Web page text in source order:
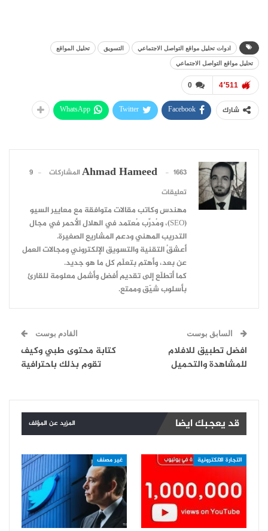
ادوات تحليل مواقع التواصل الاجتماعي التسويق
تحليل المواقع
تحليل مواقع التواصل الاجتماعي
0 4٬511
شارك Facebook
Twitter
WhatsApp
Ahmad Hameed 1663 المشاركات
9
تعليقات
مهندس وكاتب مقالات متوافقة مع معايير السيو
(SEO)، ومُدرِّب مُعتمد في الهلال الأحمر في مجال
التدريب المهني ودعم المشاريع الصغيرة.
أعشقُ التقنية والتسويق الإلكتروني ومجالات العمل
عن بعد، وأهتم بتعلّم كل ما هو جديد.
كما أتطلّع إلى تقديم أفضل وأشمل معلومة للقارئ
بأسلوب شيّق وممتع.
السابق بوست
افضل تطبيق للافلام
للمشاهدة والتحميل
القادم بوست
كتابة محتوى طبي وكيف
تقوم بذلك باحترافية
قد يعجبك ايضا المزيد عن المؤلف
التجارة الالكترونية غير مصنف